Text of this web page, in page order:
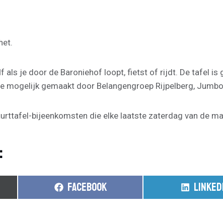
als je door de Baroniehof loopt, fietst of rijdt. De tafel
mogelijk gemaakt door Belangengroep Rijpelberg,
bijeenkomsten die elke laatste zaterdag van de
S
H
FACEBOOK S
H